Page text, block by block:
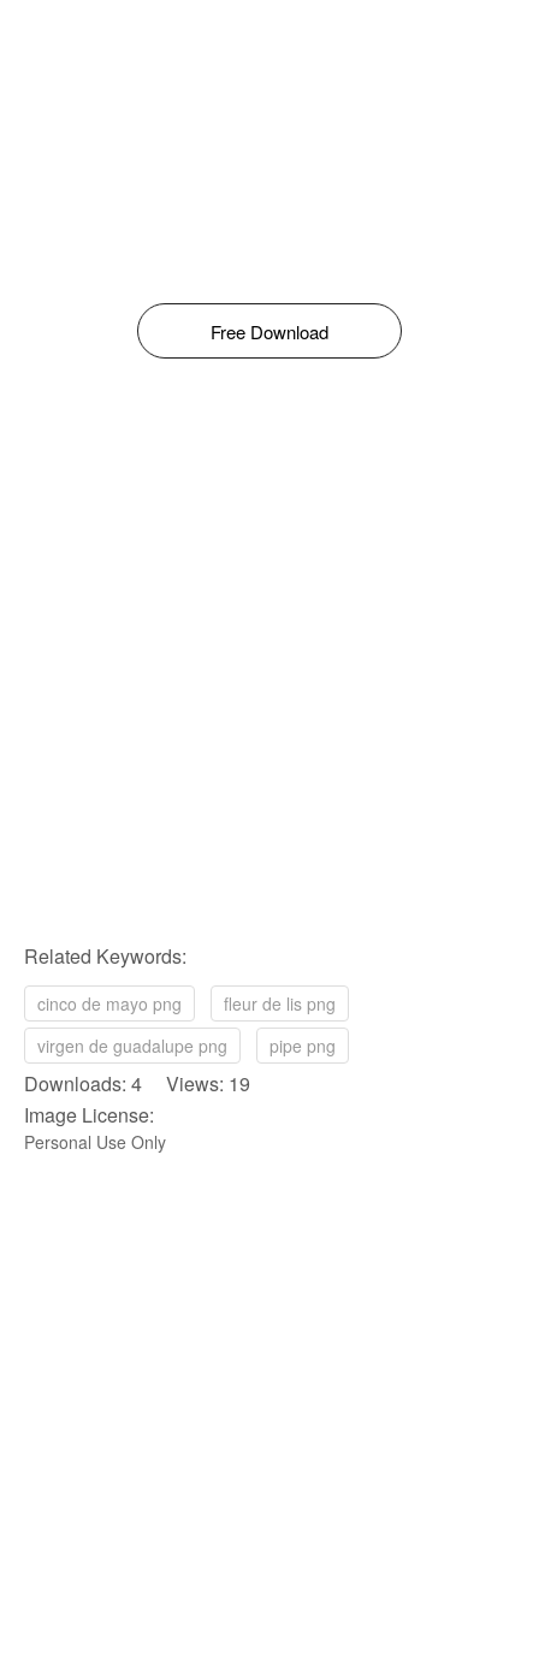
Free Download
Related Keywords:
cinco de mayo png
fleur de lis png
virgen de guadalupe png
pipe png
Downloads: 4 Views: 19
Image License:
Personal Use Only